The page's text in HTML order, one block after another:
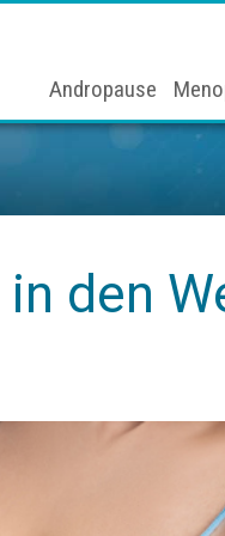
Andropause
den